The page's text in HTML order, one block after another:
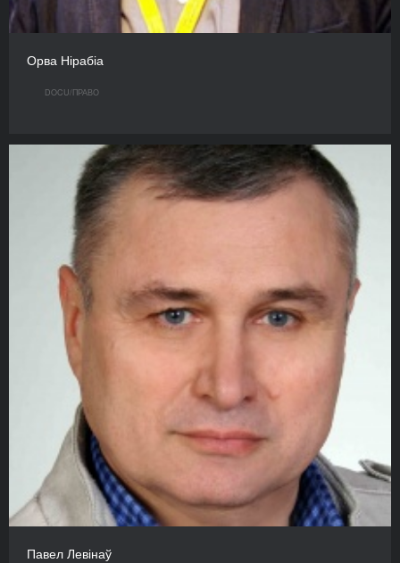
Орва Нірабіа
DOCU/ПРАВО
Павел Левінаў